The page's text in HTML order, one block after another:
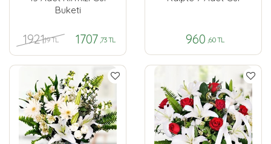
Buketi
1921,19 TL 1707 ,73 TL 960 ,60 TL